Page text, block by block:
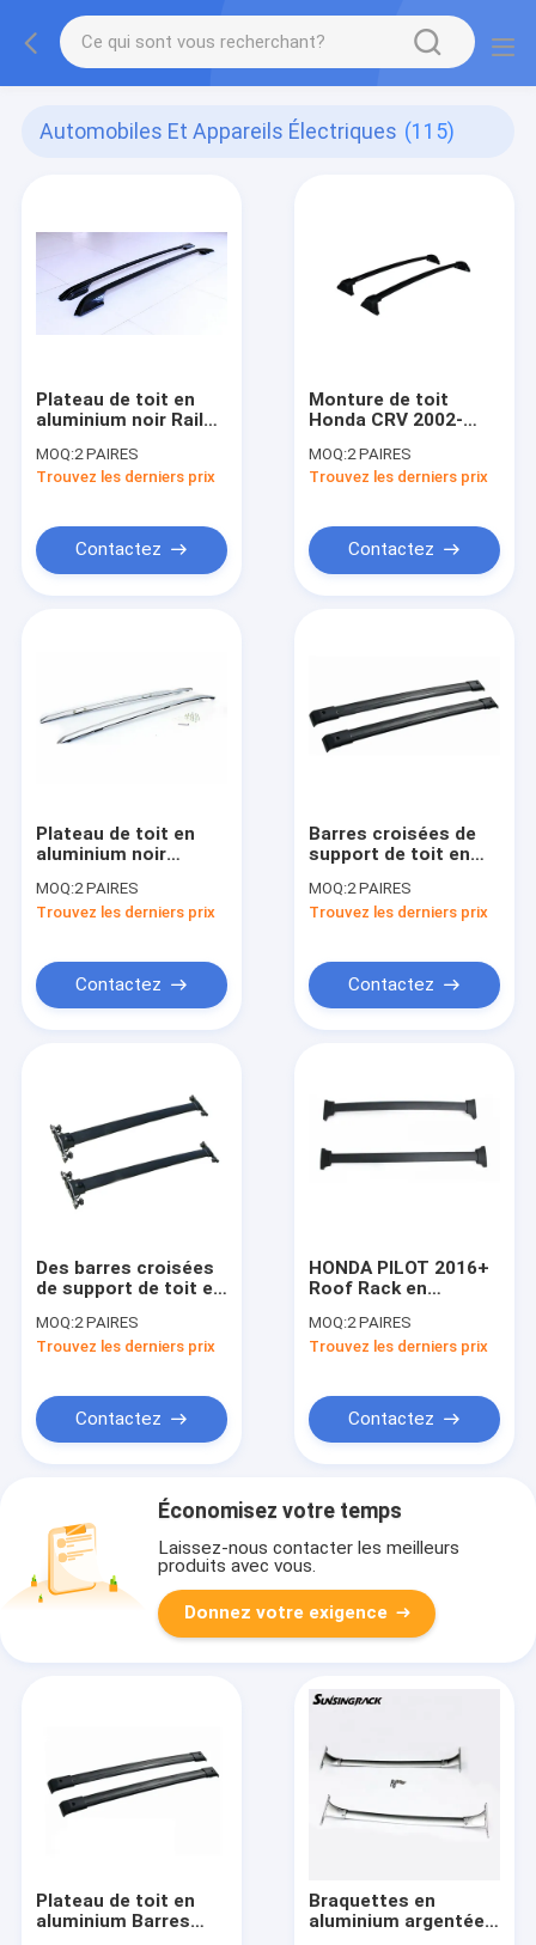
Automobiles Et Appareils Électriques (115)
Plateau de toit en
aluminium noir Rails
transversaux
Compatible avec
MOQ:2 PAIRES
Trouvez les derniers prix
Contactez
Monture de toit
Honda CRV 2002-
marchandises
Bagage Voiture Roof
MOQ:2 PAIRES
Trouvez les derniers prix
Contactez
Plateau de toit en
aluminium noir
latéraux Compatible
pour Honda CRV
MOQ:2 PAIRES
Trouvez les derniers prix
Contactez
Barres croisées de
support de toit en
les accessoires de
chargement sécurisé
MOQ:2 PAIRES
Trouvez les derniers prix
Contactez
Des barres croisées
de support de toit en
pour Honda Pilot
2009-2015
MOQ:2 PAIRES
Trouvez les derniers prix
Contactez
HONDA PILOT 2016+
Roof Rack en
Barres croisées par
Sunsing
MOQ:2 PAIRES
Trouvez les derniers prix
Contactez
Économisez votre temps
Laissez-nous contacter les meilleurs
produits avec vous.
Donnez votre exigence
Plateau de toit en
aluminium Barres
Braquettes en
aluminium argentées